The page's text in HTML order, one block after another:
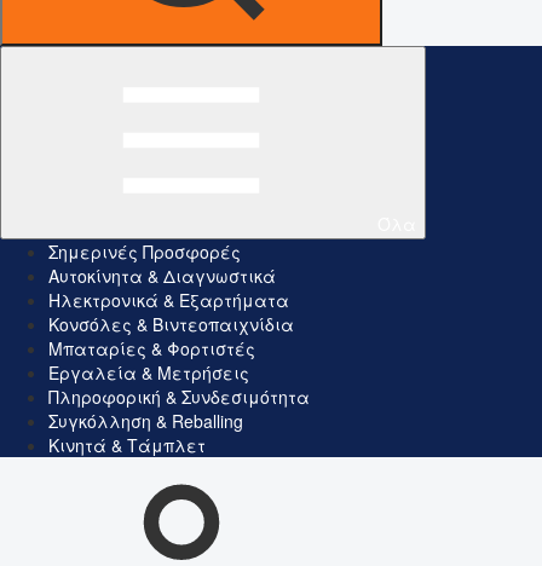
Σημερινές Προσφορές
Αυτοκίνητα & Διαγνωστικά
Ηλεκτρονικά & Εξαρτήματα
Κονσόλες & Βιντεοπαιχνίδια
Μπαταρίες & Φορτιστές
Εργαλεία & Μετρήσεις
Πληροφορική & Συνδεσιμότητα
Συγκόλληση & Reballing
Κινητά & Τάμπλετ